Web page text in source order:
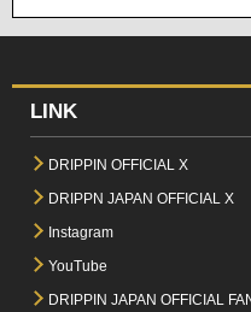
LINK
DRIPPIN OFFICIAL X
DRIPPN JAPAN OFFICIAL X
Instagram
YouTube
DRIPPIN JAPAN OFFICIAL